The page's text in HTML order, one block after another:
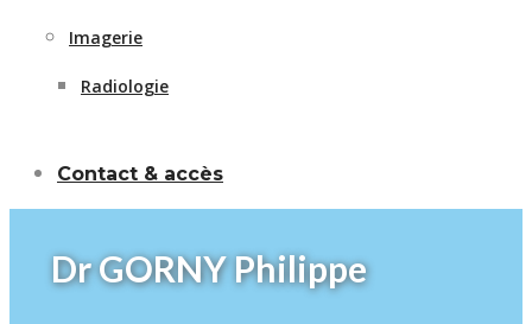
Imagerie
Radiologie
Contact & accès
Dr GORNY Philippe